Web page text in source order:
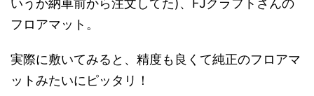
いうか納車前から注文してた)、FJクラフトさんの
フロアマット。
実際に敷いてみると、精度も良くて純正のフロアマ
ットみたいにピッタリ！